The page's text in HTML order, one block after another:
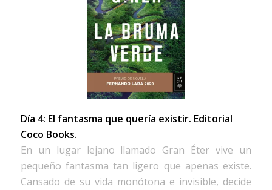
Día 4: El fantasma que quería existir. Editorial
Coco Books.
En un lugar lejano llamado Gran Éter vive un
pequeño fantasma tan ligero que apenas existe.
Cansado de su vida monótona e invisible, decide